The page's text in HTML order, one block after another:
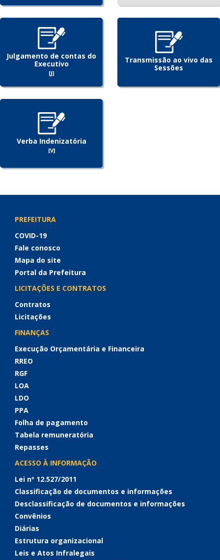
Julgamento de contas do
Executivo
[J]
Transmissão ao vivo das
Sessões
Verba Indenizatória
[V]
PREFEITURA
COVID-19
Fale conosco
Mapa do site
Portal da Prefeitura
LICITAÇÕES E CONTRATOS
Contratos
Licitações
FINANÇAS
Execução Orçamentária e Financeira
RREO
RGF
LOA
LDO
PPA
Folha de pagamento
Tabela remuneratória
Repasses
ACESSO À INFORMAÇÃO
Lei nº 12.527/2011
Classificação de documentos e informações
Desclassificação de documentos e informações
Convênios
Diárias
Estrutura organizacional
Leis e Atos Infralegais